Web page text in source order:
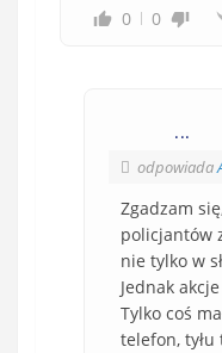
0 0
...
odpowiada
Zgadzam
policjantów
nie tylko w
Jednak
Tylko coś
telefon,